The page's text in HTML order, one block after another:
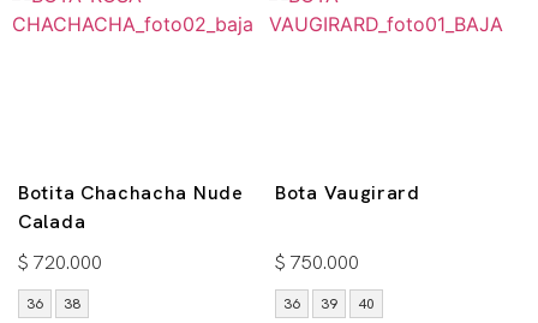
Botita Chachacha Nude
Calada
$ 720.000
36 38
Bota Vaugirard
$ 750.000
36 39 40